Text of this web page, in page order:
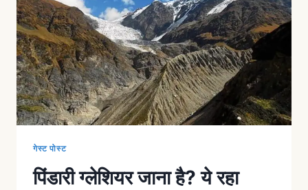
गेस्ट पोस्ट
पिंडारी ग्लेशियर जाना है? ये रहा